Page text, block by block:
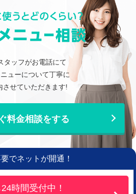
タッフがお電話にて
ューについて丁寧に
させていただきます!
料金相談をする
でネットが開通！
時間受付中！